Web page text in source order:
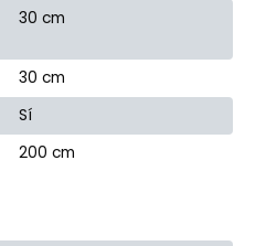
30 cm
30 cm
Sí
200 cm